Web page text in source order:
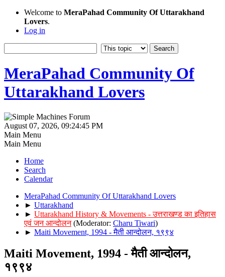
Welcome to MeraPahad Community Of Uttarakhand
Lovers.
Log in
MeraPahad Community Of
Uttarakhand Lovers
August 07, 2026, 09:24:45 PM
Main Menu
Main Menu
Home
Search
Calendar
MeraPahad Community Of Uttarakhand Lovers
► Uttarakhand
► Uttarakhand History & Movements - उत्तराखण्ड का इतिहास
एवं जन आन्दोलन (Moderator: Charu Tiwari)
► Maiti Movement, 1994 - मैती आन्दोलन, १९९४
Maiti Movement, 1994 - मैती आन्दोलन,
१९९४